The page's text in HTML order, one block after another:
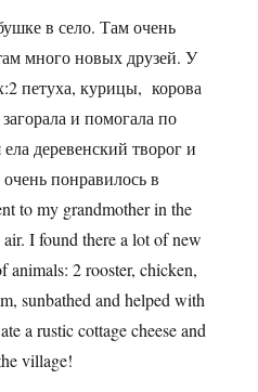
в село. Там очень
много новых друзей. У
петуха, курицы, корова
и помогала по
деревенский творог и
понравилось в
to my grandmother in the
I found there a lot of new
animals: 2 rooster, chicken,
sunbathed and helped with
a rustic cottage cheese and
village!